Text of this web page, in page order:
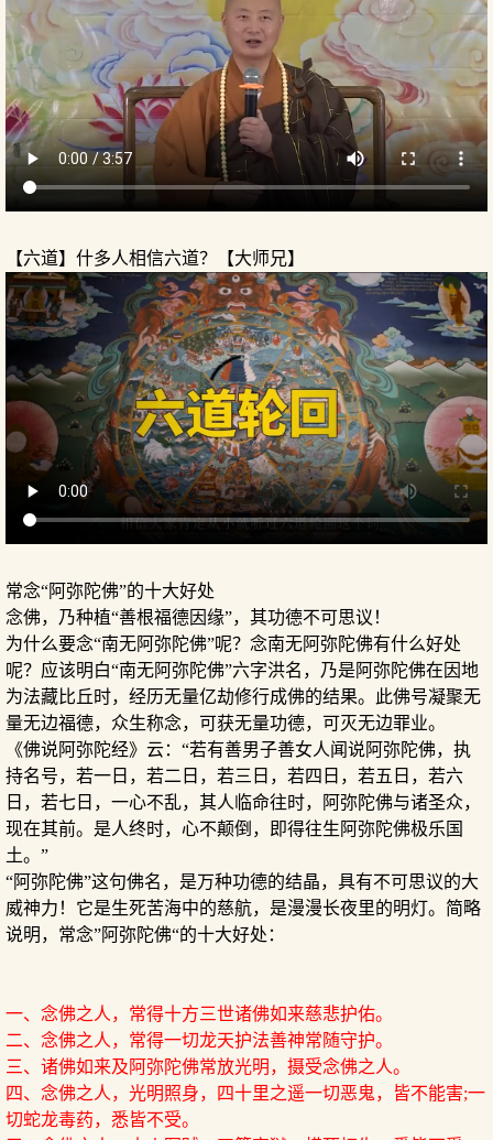
【六道】什多人相信六道？【大师兄】
常念“阿弥陀佛”的十大好处
念佛，乃种植“善根福德因缘”，其功德不可思议！
为什么要念“南无阿弥陀佛”呢？念南无阿弥陀佛有什么好处
呢？应该明白“南无阿弥陀佛”六字洪名，乃是阿弥陀佛在因地
为法藏比丘时，经历无量亿劫修行成佛的结果。此佛号凝聚无
量无边福德，众生称念，可获无量功德，可灭无边罪业。
《佛说阿弥陀经》云：“若有善男子善女人闻说阿弥陀佛，执
持名号，若一日，若二日，若三日，若四日，若五日，若六
日，若七日，一心不乱，其人临命往时，阿弥陀佛与诸圣众，
现在其前。是人终时，心不颠倒，即得往生阿弥陀佛极乐国
土。”
“阿弥陀佛”这句佛名，是万种功德的结晶，具有不可思议的大
威神力！它是生死苦海中的慈航，是漫漫长夜里的明灯。简略
说明，常念”阿弥陀佛“的十大好处：
一、念佛之人，常得十方三世诸佛如来慈悲护佑。
二、念佛之人，常得一切龙天护法善神常随守护。
三、诸佛如来及阿弥陀佛常放光明，摄受念佛之人。
四、念佛之人，光明照身，四十里之遥一切恶鬼，皆不能害;一
切蛇龙毒药，悉皆不受。